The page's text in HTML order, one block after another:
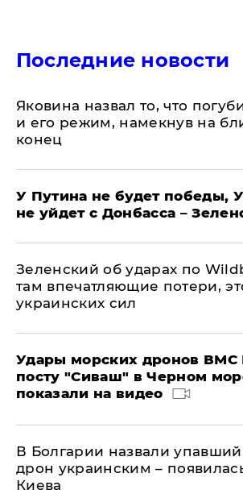
Последние новости
Яковина назвал то, что
и его режим, намекнув на
конец
У Путина не будет победы,
не уйдет с Донбасса –
Зеленский об ударах по
там впечатляющие потери,
украинских сил
Удары морских дронов ВМС
посту "Сиваш" в Черном
показали на видео
В Болгарии назвали упавший
дрон украинским –
Киева